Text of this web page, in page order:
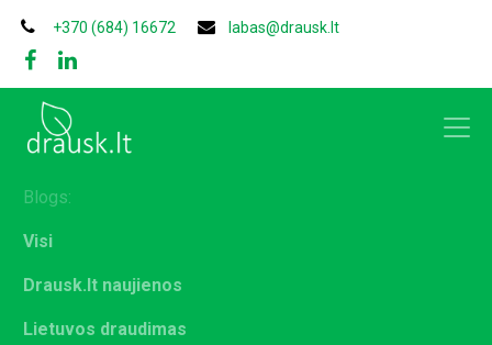
+370 (684) 16672 labas@drausk.lt
Blogs:
Visi
Drausk.lt naujienos
Lietuvos draudimas